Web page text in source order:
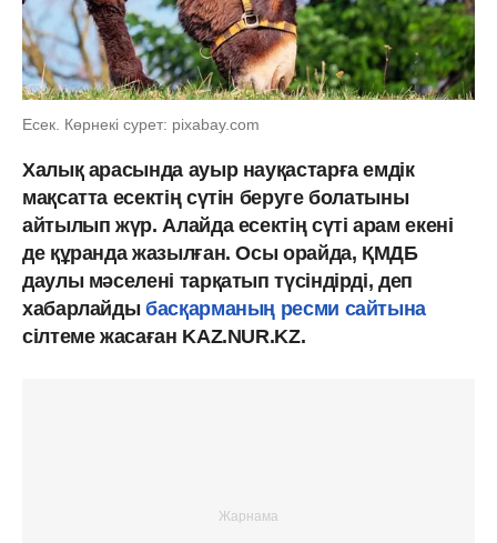
Есек. Көрнекі сурет: pixabay.com
Халық арасында ауыр науқастарға емдік
мақсатта есектің сүтін беруге болатыны
айтылып жүр. Алайда есектің сүті арам екені
де құранда жазылған. Осы орайда, ҚМДБ
даулы мәселені тарқатып түсіндірді, деп
хабарлайдыбасқарманың ресми сайтына
сілтеме жасаған KAZ.NUR.KZ.